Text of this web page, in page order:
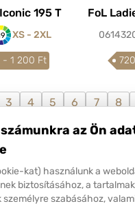
195 T
XS - 2XL
- 1 200 Ft
FoL
3 4 5 6 7 8
39
›
az Ön
kat) használunk a
biztosításához, a
személyre szabásához,